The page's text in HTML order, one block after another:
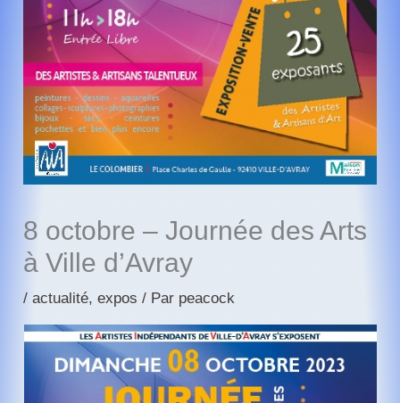
8 octobre – Journée des Arts
à Ville d’Avray
/actualité,expos / Par peacock